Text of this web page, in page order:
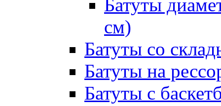
Батуты
см)
Батуты со
Батуты на
Батуты с